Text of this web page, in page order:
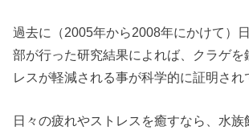
過去に（2005年から2008年にかけて）
部が行った研究結果によれば、クラゲを
レスが軽減される事が科学的に証明され
日々の疲れやストレスを癒すなら、水族